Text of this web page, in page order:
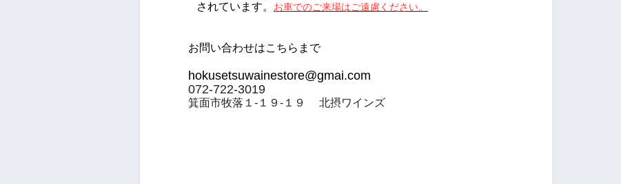
されています。 お車でのご来場はご遠慮ください。
お問い合わせはこちらまで
hokusetsuwainestore@gmai.com
072-722-3019
箕面市牧落１-１９- １９ 北摂ワインズ